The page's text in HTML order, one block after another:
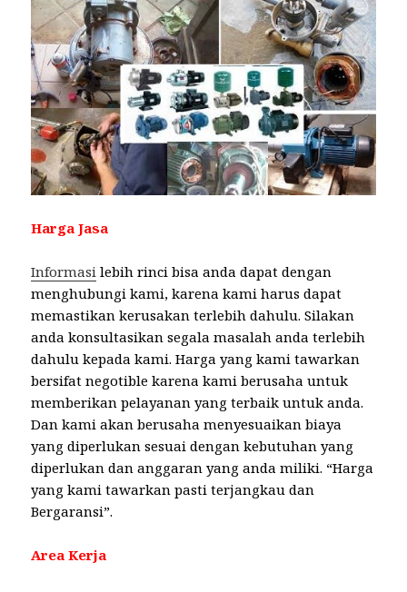
Harga Jasa
Informasi lebih rinci bisa anda dapat dengan
menghubungi kami, karena kami harus dapat
memastikan kerusakan terlebih dahulu. Silakan
anda konsultasikan segala masalah anda terlebih
dahulu kepada kami. Harga yang kami tawarkan
bersifat negotible karena kami berusaha untuk
memberikan pelayanan yang terbaik untuk anda.
Dan kami akan berusaha menyesuaikan biaya
yang diperlukan sesuai dengan kebutuhan yang
diperlukan dan anggaran yang anda miliki. “Harga
yang kami tawarkan pasti terjangkau dan
Bergaransi”.
Area Kerja